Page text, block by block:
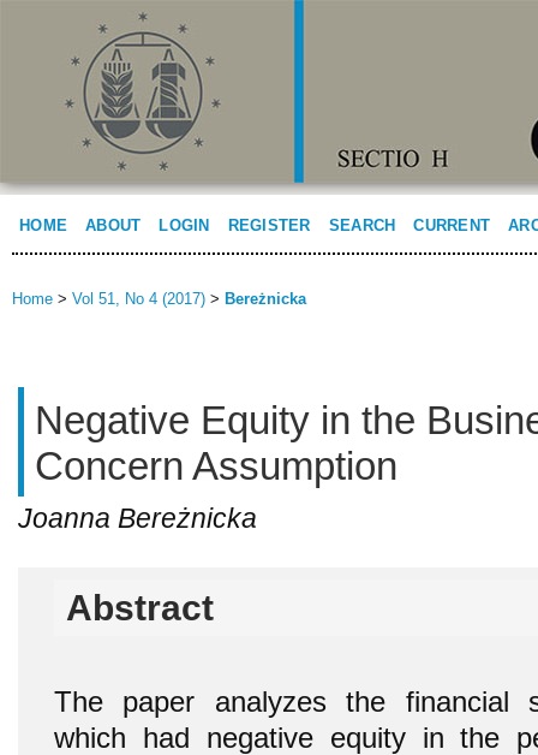
HOME ABOUT LOGIN REGISTER SEARCH CURRENT
Home > Vol 51, No 4 (2017) > Bereżnicka
Negative Equity in the
Concern Assumption
Joanna Bereżnicka
Abstract
The paper analyzes the financial
which had negative equity in the